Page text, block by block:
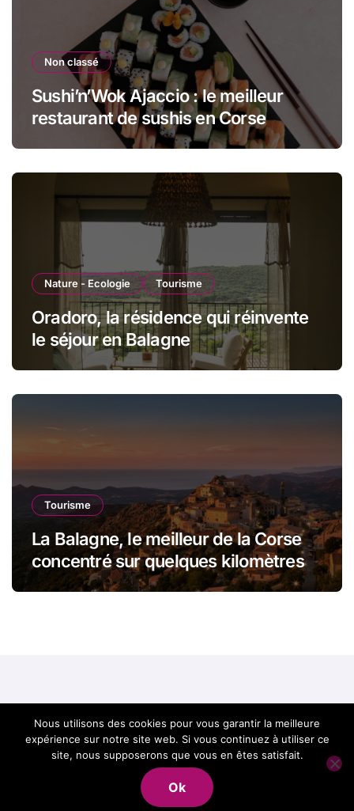
Non classé
Sushi’n’Wok Ajaccio : le meilleur
restaurant de sushis en Corse
Nature - Ecologie Tourisme
Oradoro, la résidence qui réinvente
le séjour en Balagne
Tourisme
La Balagne, le meilleur de la Corse
concentré sur quelques kilomètres
Best of Corse, le
meilleur de la Corse
Nous utilisons des cookies pour vous garantir la meilleure
expérience sur notre site web. Si vous continuez à utiliser ce
site, nous supposerons que vous en êtes satisfait.
Ok